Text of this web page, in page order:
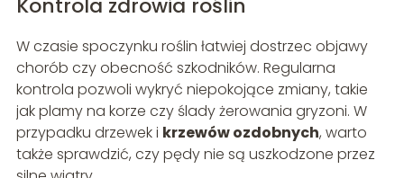
Kontrola zdrowia roślin
W czasie spoczynku roślin łatwiej dostrzec objawy
chorób czy obecność szkodników. Regularna
kontrola pozwoli wykryć niepokojące zmiany, takie
jak plamy na korze czy ślady żerowania gryzoni. W
przypadku drzewek i krzewów ozdobnych, warto
także sprawdzić, czy pędy nie są uszkodzone przez